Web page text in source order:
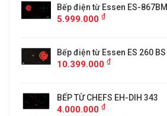
Bếp điện từ Essen ES-867BM
5.999.000 ₫
Bếp điện từ Essen ES 260 BS
10.399.000 ₫
BẾP TỪ CHEFS EH-DIH 343
4.000.000 ₫